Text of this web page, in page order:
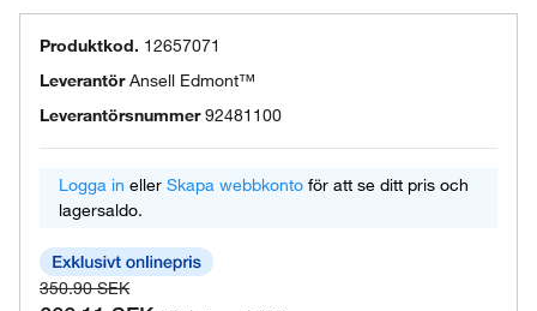
Produktkod. 12657071
LeverantörAnsell Edmont™
Leverantörsnummer 92481100
Logga in eller Skapa webbkonto för att se ditt pris och
lagersaldo.
350.90 SEK